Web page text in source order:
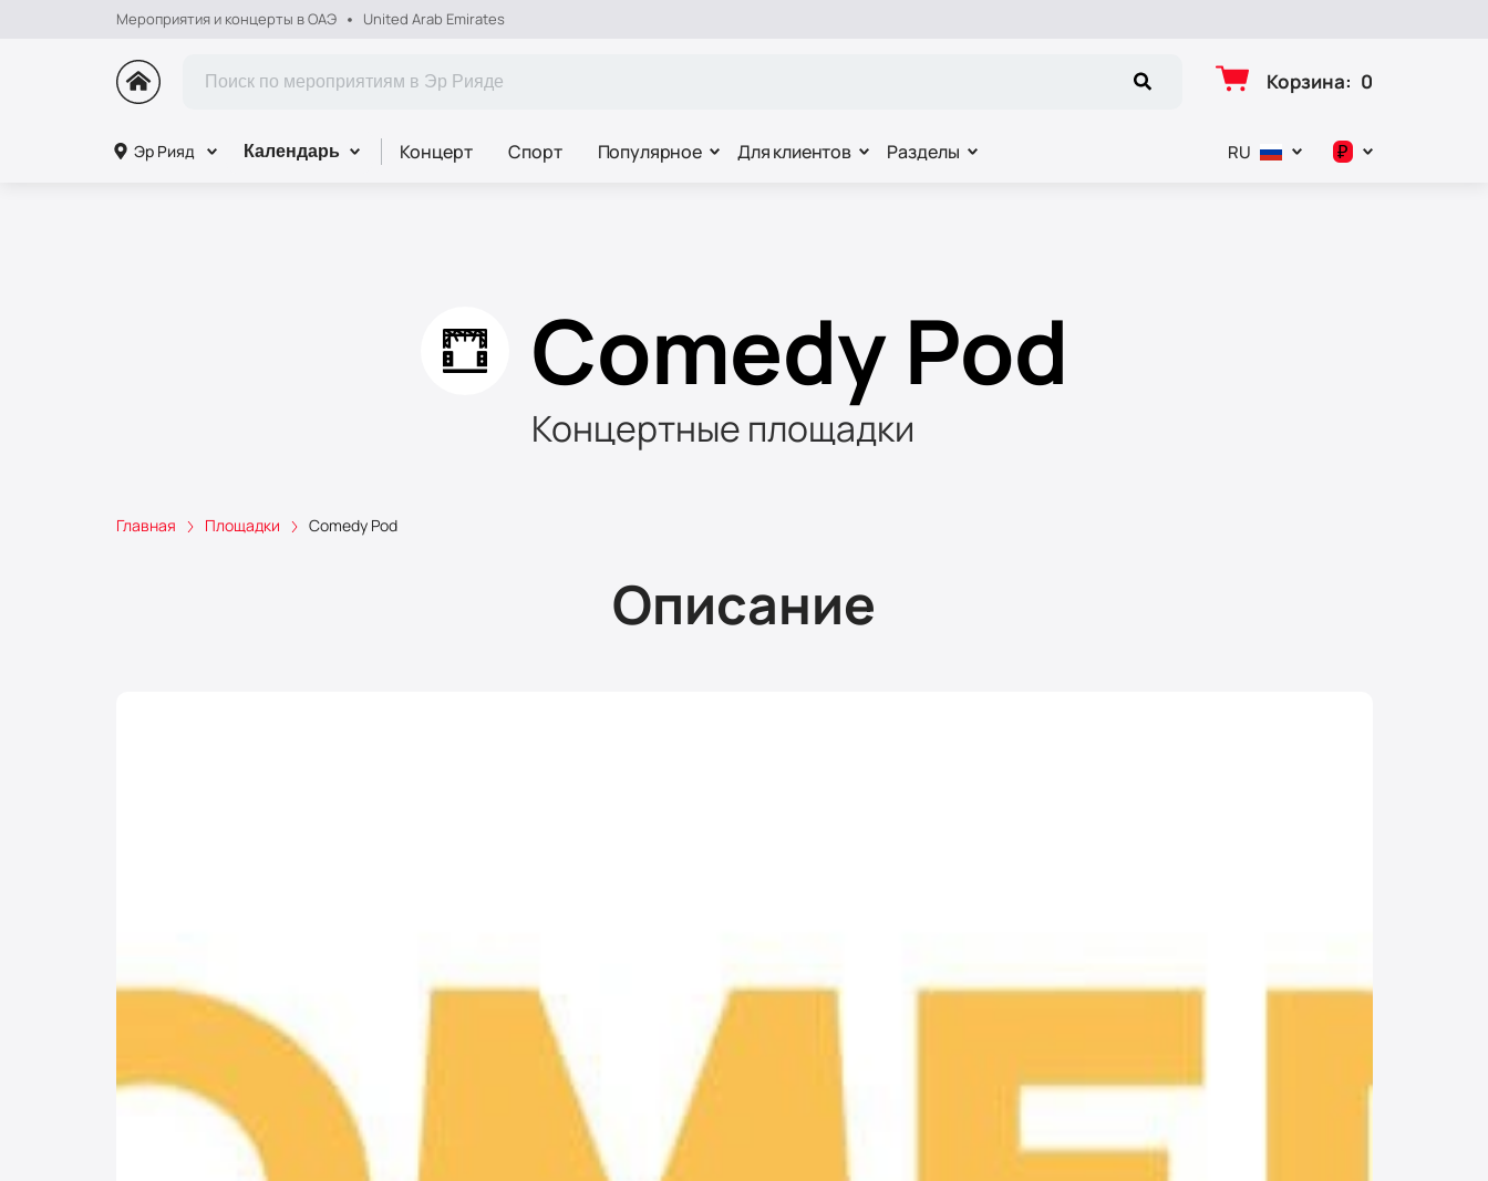
Мероприятия и концерты в ОАЭ United Arab Emirates
Корзина: 0
Эр Рияд Календарь Концерт Спорт Популярное Для клиентов Разделы RU ₽
Comedy Pod
Концертные площадки
Главная Площадки Comedy Pod
Описание